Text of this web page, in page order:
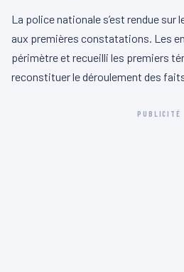
La police nationale s’est rendue sur
aux premières constatations. Les
périmètre et recueilli les premiers
reconstituer le déroulement des
PUBLICITÉ